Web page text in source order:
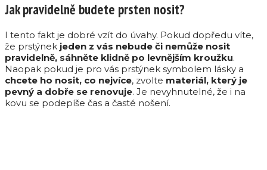
Jak pravidelně budete prsten nosit?
I tento fakt je dobré vzít do úvahy. Pokud dopředu víte,
že prstýnek jeden z vás nebude či nemůže nosit
pravidelně, sáhněte klidně po levnějším kroužku.
Naopak pokud je pro vás prstýnek symbolem lásky a
chcete ho nosit, co nejvíce, zvolte materiál, který je
pevný a dobře se renovuje. Je nevyhnutelné, že i na
kovu se podepíše čas a časté nošení.